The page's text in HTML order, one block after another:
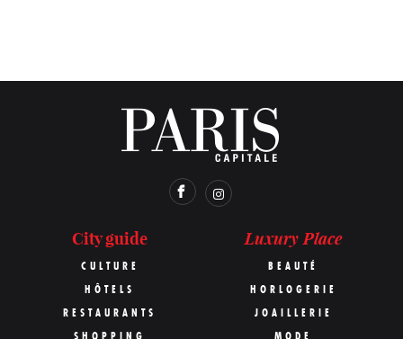
City guide
CULTURE
HÔTELS
RESTAURANTS
SHOPPING
Luxury Place
BEAUTÉ
HORLOGERIE
JOAILLERIE
MODE